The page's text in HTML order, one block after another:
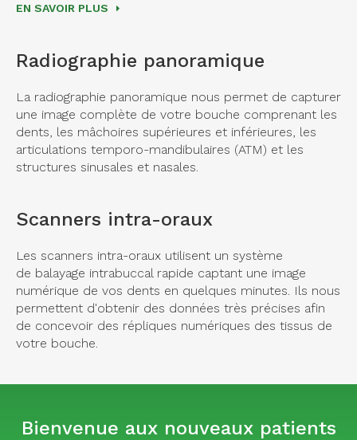
EN SAVOIR PLUS
Radiographie panoramique
La radiographie panoramique nous permet de capturer
une image complète de votre bouche comprenant les
dents, les mâchoires supérieures et inférieures, les
articulations temporo-mandibulaires (ATM) et les
structures sinusales et nasales.
Scanners intra-oraux
Les scanners intra-oraux utilisent un système
de balayage intrabuccal rapide captant une image
numérique de vos dents en quelques minutes. Ils nous
permettent d'obtenir des données très précises afin
de concevoir des répliques numériques des tissus de
votre bouche.
Bienvenue aux nouveaux patients